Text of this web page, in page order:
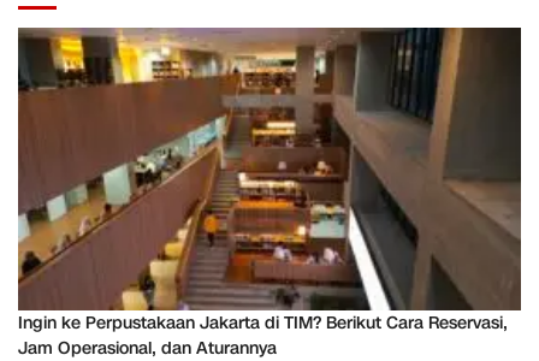
Ingin ke Perpustakaan Jakarta di TIM? Berikut Cara Reservasi,
Jam Operasional, dan Aturannya